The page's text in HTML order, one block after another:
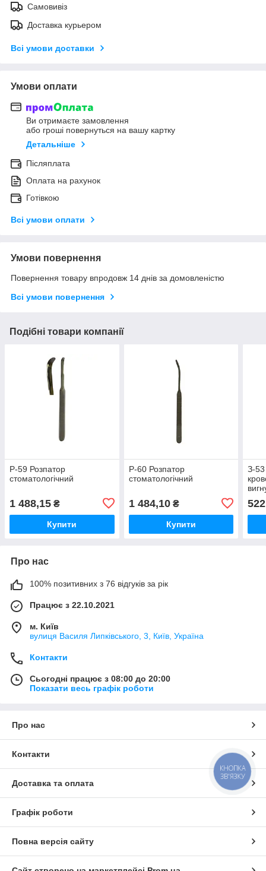
Самовивіз
Доставка курьером
Всі умови доставки
Умови оплати
Ви отримаєте замовлення
або гроші повернуться на вашу картку
Детальніше
Післяплата
Оплата на рахунок
Готівкою
Всі умови оплати
Умови повернення
Повернення товару впродовж 14 днів за домовленістю
Всі умови повернення
Подібні товари компанії
Р-59 Розпатор
стоматологічний
1 488,15 ₴
Купити
Р-60 Розпатор
стоматологічний
1 484,10₴
Купити
З-53
Про нас
100% позитивних з 76 відгуків за рік
Працює з 22.10.2021
м. Київ
вулиця Василя Липківського, 3, Київ, Україна
Контакти
Сьогодні працює з 08:00 до 20:00
Показати весь графік роботи
Про нас
Контакти
Доставка та оплата
Графік роботи
Повна версія сайту
КНОПКА
ЗВ'ЯЗКУ